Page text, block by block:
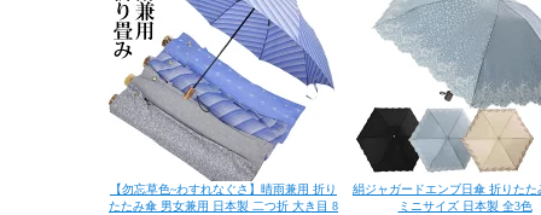
【勿忘草色~わすれなぐさ】晴雨兼用 折り
たたみ傘 男女兼用 日本製 二つ折 大き目 8
絹ジャガードエンブ日傘 折りたた
ミニサイズ 日本製 全3色